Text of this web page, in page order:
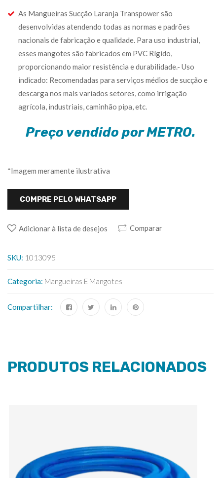
As Mangueiras Sucção Laranja Transpower são
desenvolvidas atendendo todas as normas e padrões
nacionais de fabricação e qualidade. Para uso industrial,
esses mangotes são fabricados em PVC Rígido,
proporcionando maior resistência e durabilidade.- Uso
indicado: Recomendadas para serviços médios de sucção e
descarga nos mais variados setores, como irrigação
agrícola, industriais, caminhão pipa, etc.
Preço vendido por METRO.
*Imagem meramente ilustrativa
COMPRE PELO WHATSAPP
Adicionar à lista de desejos Comparar
SKU: 1013095
Categoria: Mangueiras E Mangotes
Compartilhar:
PRODUTOS RELACIONADOS